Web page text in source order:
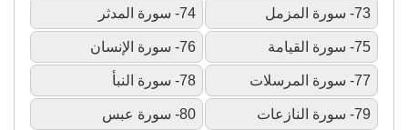
73- سورة المزمل 74- سورة المدثر
75- سورة القيامة 76- سورة الإنسان
77- سورة المرسلات 78- سورة النبأ
79- سورة النازعات 80- سورة عبس